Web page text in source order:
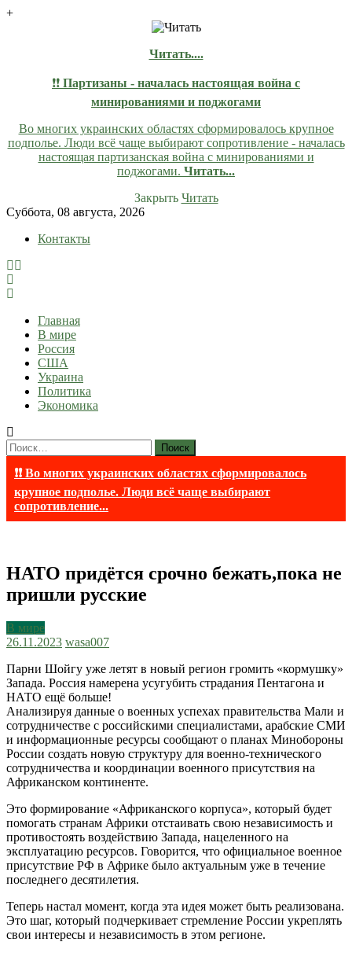
+
Читать....
❗❗ Партизаны - началась настоящая война с
минированиями и поджогами
Во многих украинских областях сформировалось крупное
подполье. Люди всё чаще выбирают сопротивление - началась
настоящая партизанская война с минированиями и
поджогами. Читать...
Закрыть Читать
Skip
content
Суббота, 08 августа, 2026
Контакты
lentaruss
lentaruss — Новости
Главная
В мире
Россия
США
Украина
Политика
Экономика
Найти:
❗❗ Во многих украинских областях сформировалось
крупное подполье. Люди всё чаще выбирают
сопротивление...
НАТО придётся срочно бежать,пока не
пришли русские
В мире
26.11.2023 wasa007
Парни Шойгу уже летят в новый регион громить «кормушку»
Запада. Россия намерена усугубить страдания Пентагона и
НАТО ещё больше!
Анализируя данные о военных успехах правительства Мали и
сотрудничестве с российскими специалистами, арабские СМИ
и информационные ресурсы сообщают о планах Минобороны
России создать новую структуру для военно-технического
сотрудничества и координации военного присутствия на
Африканском континенте.
Это формирование «Африканского корпуса», который будет
помогать странам Африки отстаивать свою независимость и
противостоять воздействию Запада, нацеленного на
эксплуатацию ресурсов. Говорится, что официальное военное
присутствие РФ в Африке было актуальным уже в течение
последнего десятилетия.
Теперь настал момент, когда эта идея может быть реализована.
Это шаг, который подчеркивает стремление России укреплять
свои интересы и независимость в этом регионе.